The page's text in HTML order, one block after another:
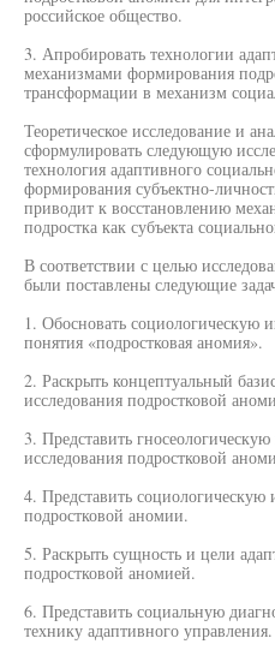
российское общество.
3. Апробировать технологии
механизмами формирования
трансформации в механизм
Теоретическое исследование и
сформулировать следующую
технология адаптивного
формирования субъектно-
приводит к восстановлению
подростка как субъекта
В соответствии с целью
были поставлены следующие
1. Обосновать социологическую
понятия «подростковая аномия».
2. Раскрыть концептуальный
исследования подростковой
3. Представить
исследования подростковой
4. Представить
подростковой аномии.
5. Раскрыть сущность и цели
подростковой аномией.
6. Представить социальную
технику адаптивного управления.